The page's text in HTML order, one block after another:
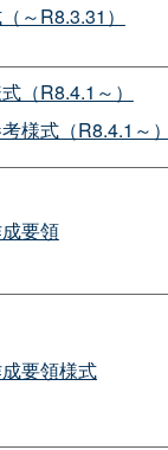
～R8.3.31）
（R8.4.1～）
様式（R8.4.1～
要領
要領様式